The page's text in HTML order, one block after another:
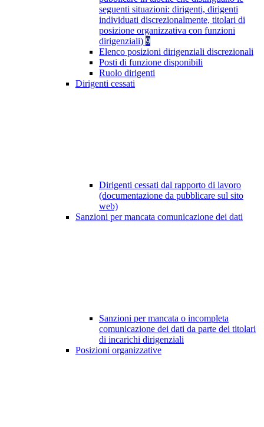
seguenti situazioni: dirigenti, dirigenti
individuati discrezionalmente, titolari di
posizione organizzativa con funzioni
dirigenziali) 9
Elenco posizioni dirigenziali discrezionali
Posti di funzione disponibili
Ruolo dirigenti
Dirigenti cessati
Dirigenti cessati dal rapporto di lavoro
(documentazione da pubblicare sul sito
web)
Sanzioni per mancata comunicazione dei dati
Sanzioni per mancata o incompleta
comunicazione dei dati da parte dei titolari
di incarichi dirigenziali
Posizioni organizzative